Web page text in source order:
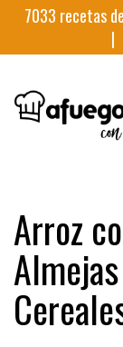
7033 recetas
|
Arroz